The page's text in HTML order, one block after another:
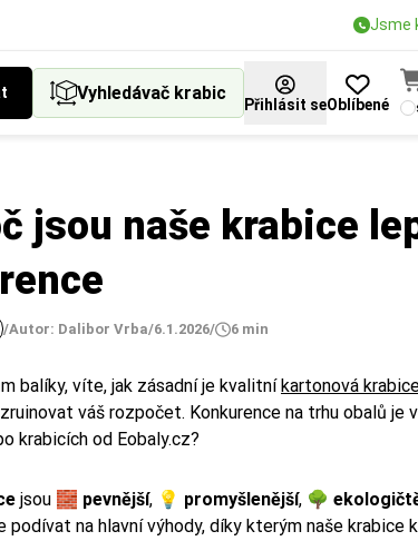
Jsme
Vyhledávač krabic
Přihlásit seOblíbené
jsou naše krabice
/Autor: Dalibor Vrba/6.1.2026/ 6 min
balíky, víte, jak zásadní je kvalitníkartonová
váš rozpočet. Konkurence na trhu obalů je
krabicích od Eobaly.cz?
jsou 🧱 pevnější, 💡 promyšlenější, 🌳
podívat na hlavní výhody, díky kterým naše krabice